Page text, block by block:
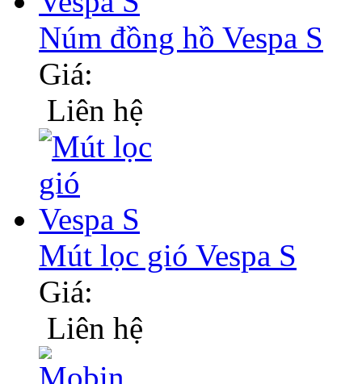
Núm đồng hồ Vespa S
Giá:
Liên hệ
Mút lọc gió Vespa S
Giá:
Liên hệ